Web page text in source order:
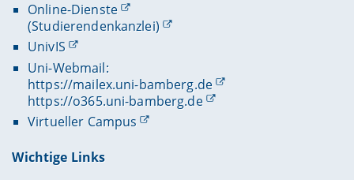
Online-Dienste
(Studierendenkanzlei)
UnivIS
Uni-Webmail:
https://mailex.uni-bamberg.de
https://o365.uni-bamberg.de
Virtueller Campus
Wichtige Links